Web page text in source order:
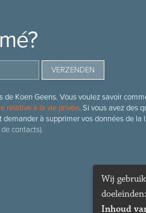
Koen Geens. Vous voulez savoir
relative à la vie privée. Si vous avez des
à supprimer vos données de la
contacts).
Wij
doeleinden:
Inhoud